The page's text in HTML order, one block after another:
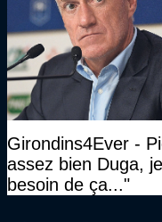
Girondins4Ever -
assez bien Duga,
besoin de ça..."